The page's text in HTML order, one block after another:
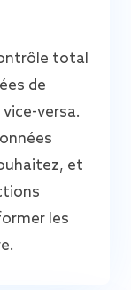
total
de
versa.
et
les